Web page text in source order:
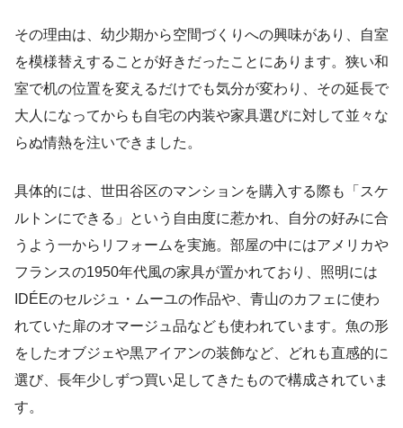
その理由は、幼少期から空間づくりへの興味があり、自室
を模様替えすることが好きだったことにあります。狭い和
室で机の位置を変えるだけでも気分が変わり、その延長で
大人になってからも自宅の内装や家具選びに対して並々な
らぬ情熱を注いできました。
具体的には、世田谷区のマンションを購入する際も「スケ
ルトンにできる」という自由度に惹かれ、自分の好みに合
うよう一からリフォームを実施。部屋の中にはアメリカや
フランスの1950年代風の家具が置かれており、照明には
IDÉEのセルジュ・ムーユの作品や、青山のカフェに使わ
れていた扉のオマージュ品なども使われています。魚の形
をしたオブジェや黒アイアンの装飾など、どれも直感的に
選び、長年少しずつ買い足してきたもので構成されていま
す。